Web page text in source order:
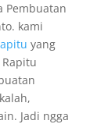
Pembuatan
kami
yang
Jadi ngga